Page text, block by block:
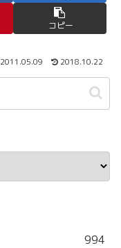
コピー
2011.05.09 2018.10.22
994